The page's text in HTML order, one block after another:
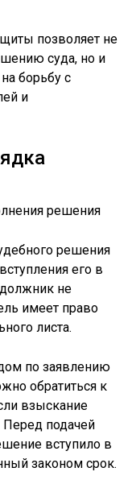
позволяет не
суда, но и
борьбу с
и
решения
его в
не
имеет право
листа.
по заявлению
обратиться к
взыскание
подачей
вступило в
законом срок.